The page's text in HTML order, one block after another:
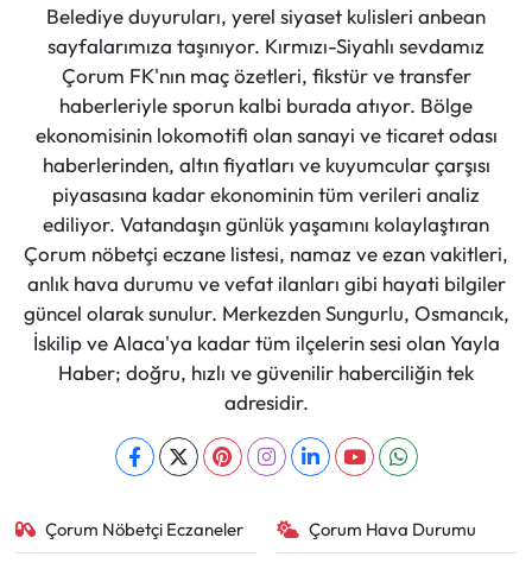
Belediye duyuruları, yerel siyaset kulisleri anbean
sayfalarımıza taşınıyor. Kırmızı-Siyahlı sevdamız
Çorum FK'nın maç özetleri, fikstür ve transfer
haberleriyle sporun kalbi burada atıyor. Bölge
ekonomisinin lokomotifi olan sanayi ve ticaret odası
haberlerinden, altın fiyatları ve kuyumcular çarşısı
piyasasına kadar ekonominin tüm verileri analiz
ediliyor. Vatandaşın günlük yaşamını kolaylaştıran
Çorum nöbetçi eczane listesi, namaz ve ezan vakitleri,
anlık hava durumu ve vefat ilanları gibi hayati bilgiler
güncel olarak sunulur. Merkezden Sungurlu, Osmancık,
İskilip ve Alaca'ya kadar tüm ilçelerin sesi olan Yayla
Haber; doğru, hızlı ve güvenilir haberciliğin tek
adresidir.
Çorum Nöbetçi Eczaneler Çorum Hava Durumu